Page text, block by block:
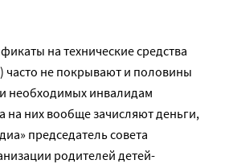
на технические средства
часто не покрывают и половины
необходимых инвалидам
на них вообще зачисляют деньги,
председатель совета
родителей детей-